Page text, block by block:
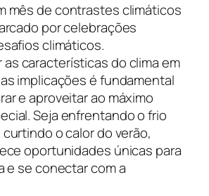
mês de contrastes climáticos
por celebrações
climáticos.
características do clima em
implicações é fundamental
e aproveitar ao máximo
Seja enfrentando o frio
o calor do verão,
oportunidades únicas para
e se conectar com a